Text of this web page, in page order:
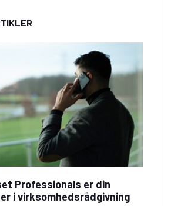
Professionals er din
i virksomhedsrådgivning